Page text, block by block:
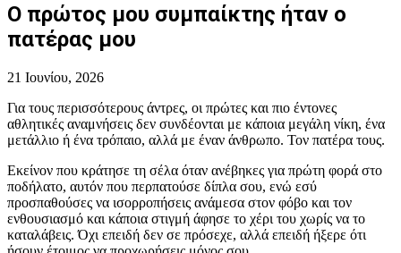
Ο πρώτος μου συμπαίκτης ήταν ο
πατέρας μου
21 Ιουνίου, 2026
Για τους περισσότερους άντρες, οι πρώτες και πιο έντονες
αθλητικές αναμνήσεις δεν συνδέονται με κάποια μεγάλη νίκη, ένα
μετάλλιο ή ένα τρόπαιο, αλλά με έναν άνθρωπο. Τον πατέρα τους.
Εκείνον που κράτησε τη σέλα όταν ανέβηκες για πρώτη φορά στο
ποδήλατο, αυτόν που περπατούσε δίπλα σου, ενώ εσύ
προσπαθούσες να ισορροπήσεις ανάμεσα στον φόβο και τον
ενθουσιασμό και κάποια στιγμή άφησε το χέρι του χωρίς να το
καταλάβεις. Όχι επειδή δεν σε πρόσεχε, αλλά επειδή ήξερε ότι